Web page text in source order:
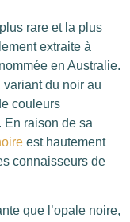
rare et la plus
extraite à
en Australie.
du noir au
couleurs
En raison de sa
est hautement
connaisseurs de
que l’opale noire,